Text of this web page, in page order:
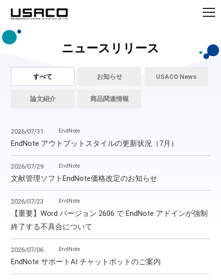
ニュースリリース
すべて お知らせ USACO News
論文紹介 商品関連情報
2026/07/31 EndNote
EndNote アウトプットスタイルの更新状況（7月）
2026/07/29 EndNote
文献管理ソフトEndNote価格改定のお知らせ
2026/07/23 EndNote
【重要】Word バージョン 2606 で EndNote アドインが強制
終了する不具合について
2026/07/06 EndNote
EndNote サポートAI チャットボットのご案内